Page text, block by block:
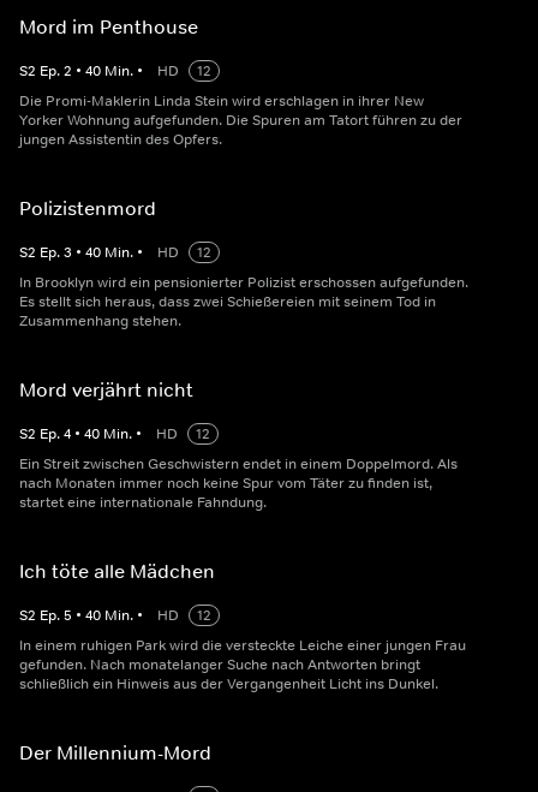
Mord im Penthouse
S2 Ep.2 • 40 Min. • HD
12
Die Promi-Maklerin Linda Stein wird erschlagen in ihrer New
Yorker Wohnung aufgefunden. Die Spuren am Tatort führen zu der
jungen Assistentin des Opfers.
Polizistenmord
S2 Ep.3 • 40 Min. • HD
12
In Brooklyn wird ein pensionierter Polizist erschossen aufgefunden.
Es stellt sich heraus, dass zwei Schießereien mit seinem Tod in
Zusammenhang stehen.
Mord verjährt nicht
S2 Ep.4 • 40 Min. • HD
12
Ein Streit zwischen Geschwistern endet in einem Doppelmord. Als
nach Monaten immer noch keine Spur vom Täter zu finden ist,
startet eine internationale Fahndung.
Ich töte alle Mädchen
S2 Ep.5 • 40 Min. • HD
12
In einem ruhigen Park wird die versteckte Leiche einer jungen Frau
gefunden. Nach monatelanger Suche nach Antworten bringt
schließlich ein Hinweis aus der Vergangenheit Licht ins Dunkel.
Der Millennium-Mord